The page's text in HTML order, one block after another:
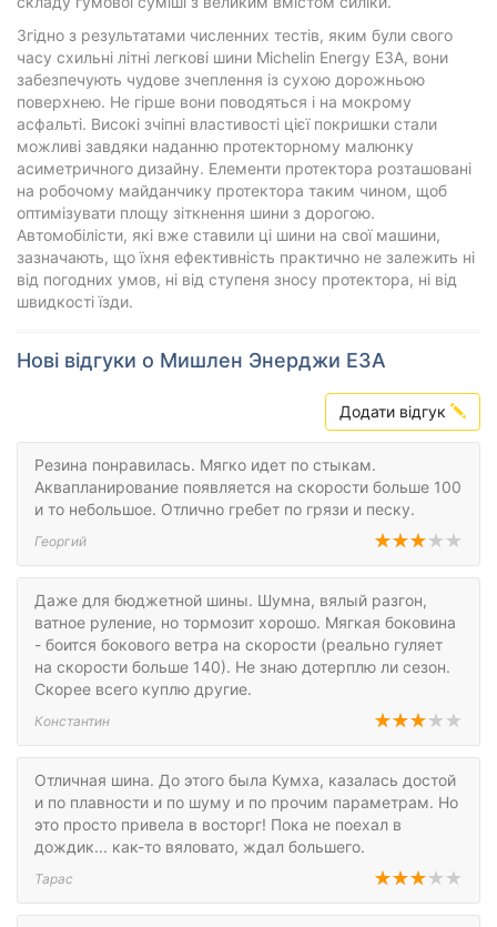
Згідно з результатами численних тестів, яким були свого
часу схильні літні легкові шини Michelin Energy E3A, вони
забезпечують чудове зчеплення із сухою дорожньою
поверхнею. Не гірше вони поводяться і на мокрому
асфальті. Високі зчіпні властивості цієї покришки стали
можливі завдяки наданню протекторному малюнку
асиметричного дизайну. Елементи протектора розташовані
на робочому майданчику протектора таким чином, щоб
оптимізувати площу зіткнення шини з дорогою.
Автомобілісти, які вже ставили ці шини на свої машини,
зазначають, що їхня ефективність практично не залежить ні
від погодних умов, ні від ступеня зносу протектора, ні від
швидкості їзди.
Нові відгуки о Мишлен Энерджи Е3А
Додати відгук
Резина понравилась. Мягко идет по стыкам.
Аквапланирование появляется на скорости больше 100
и то небольшое. Отлично гребет по грязи и песку.
Георгий
Даже для бюджетной шины. Шумна, вялый разгон,
ватное руление, но тормозит хорошо. Мягкая боковина
- боится бокового ветра на скорости (реально гуляет
на скорости больше 140). Не знаю дотерплю ли сезон.
Скорее всего куплю другие.
Константин
Отличная шина. До этого была Кумха, казалась достой
и по плавности и по шуму и по прочим параметрам. Но
это просто привела в восторг! Пока не поехал в
дождик... как-то вяловато, ждал большего.
Тарас